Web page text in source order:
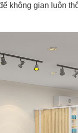
không gian luôn